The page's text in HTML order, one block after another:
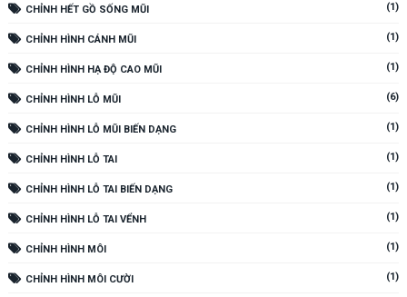
CHỈNH HẾT GỒ SỐNG MŨI (1)
CHỈNH HÌNH CÁNH MŨI (1)
CHỈNH HÌNH HẠ ĐỘ CAO MŨI (1)
CHỈNH HÌNH LỖ MŨI (6)
CHỈNH HÌNH LỖ MŨI BIẾN DẠNG (1)
CHỈNH HÌNH LỖ TAI (1)
CHỈNH HÌNH LỖ TAI BIẾN DẠNG (1)
CHỈNH HÌNH LỖ TAI VỂNH (1)
CHỈNH HÌNH MÔI (1)
CHỈNH HÌNH MÔI CƯỜI (1)